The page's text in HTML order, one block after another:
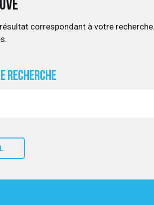
correspondant à votre recherche.
recherche